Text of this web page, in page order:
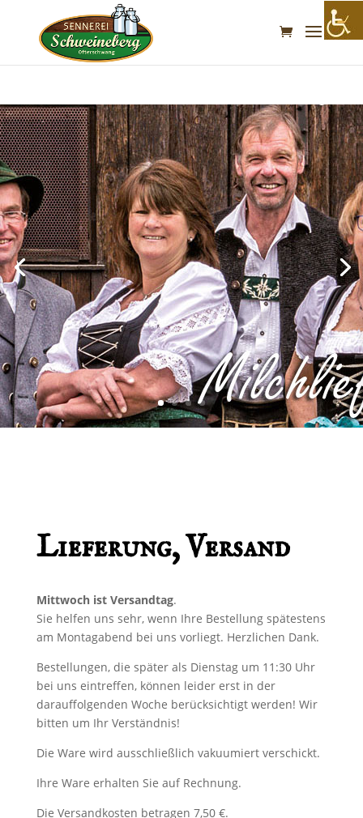
Lieferung, Versand
Mittwoch ist Versandtag.
Sie helfen uns sehr, wenn Ihre Bestellung spätestens
am Montagabend bei uns vorliegt. Herzlichen Dank.
Bestellungen, die später als Dienstag um 11:30 Uhr
bei uns eintreffen, können leider erst in der
darauffolgenden Woche berücksichtigt werden! Wir
bitten um Ihr Verständnis!
Die Ware wird ausschließlich vakuumiert verschickt.
Ihre Ware erhalten Sie auf Rechnung.
Die Versandkosten betragen 7,50 €.